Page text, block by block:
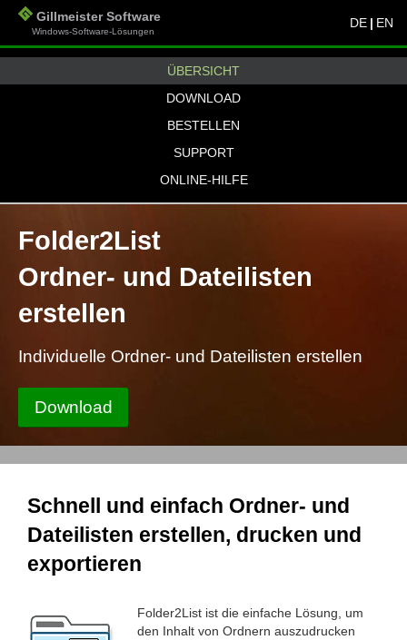
Gillmeister Software
Windows-Software-Lösungen
DE | EN
ÜBERSICHT
DOWNLOAD
BESTELLEN
SUPPORT
ONLINE-HILFE
Folder2List
Ordner- und Dateilisten
erstellen
Individuelle Ordner- und Dateilisten erstellen
Download
Schnell und einfach Ordner- und
Dateilisten erstellen, drucken und
exportieren
Folder2List ist die einfache Lösung, um
den Inhalt von Ordnern auszudrucken